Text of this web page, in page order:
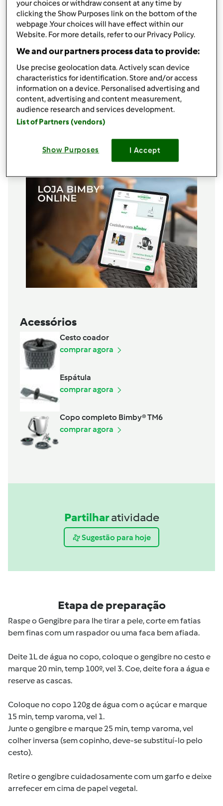
Ingredientes
Gengibre Cristalizado
3pedaçosgengibre
1lágua
120grama
água
açúcar
Adicionar à lista de compras
Acessórios
Cesto coador
comprar agora
Espátula
comprar agora
Copo completo Bimby® TM6
comprar agora
Partilharatividade
Sugestão para hoje
Etapa de preparação
Raspe o Gengibre para lhe tirar a pele, corte em fatias
bem finas com um raspador ou uma faca bem afiada.
Deite 1L de água no copo, coloque o gengibre no cesto e
marque 20 min, temp 100º, vel 3. Coe, deite fora a água e
reserve as cascas.
Coloque no copo 120g de água com o açúcar e marque
15 min, temp varoma, vel 1.
Junte o gengibre e marque 25 min, temp varoma, vel
colher inversa (sem copinho, deve-se substituí-lo pelo
cesto).
Retire o gengibre cuidadosamente com um garfo e deixe
arrefecer em cima de papel vegetal.
your choices or withdraw consent at any time by
clicking the Show Purposes link on the bottom of the
webpage .Your choices will have effect within our
Website. For more details, refer to our Privacy Policy.
We and our partners process data to provide:
Use precise geolocation data. Actively scan device
characteristics for identification. Store and/or access
information on a device. Personalised advertising and
content, advertising and content measurement,
audience research and services development.
List of Partners (vendors)
Show Purposes I Accept